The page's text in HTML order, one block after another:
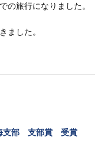
の旅行になりました。
ました。
支部 支部賞 受賞